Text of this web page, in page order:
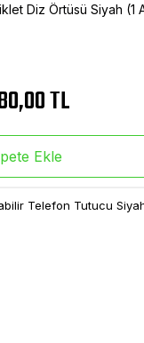
Diz Örtüsü Siyah
TL
Ekle